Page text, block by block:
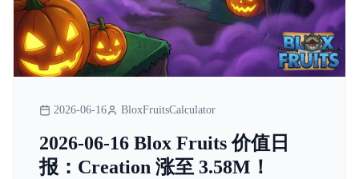
2026-06-16 BloxFruitsCalculator
2026-06-16 Blox Fruits 价值日
报：Creation 涨至 3.58M！